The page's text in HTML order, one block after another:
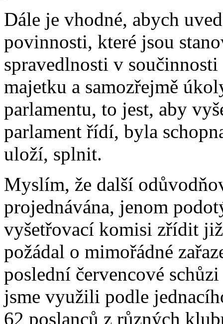
Dále je vhodné, abych
povinnosti, které jsou
spravedlnosti v
majetku a samozřejmě
parlamentu, to jest, aby
parlament řídí, byla
uloží, splnit.
Myslím, že další
projednávána, jenom
vyšetřovací komisi zřídit
požádal o mimořádné
poslední červencové
jsme využili podle
62 poslanců z různých